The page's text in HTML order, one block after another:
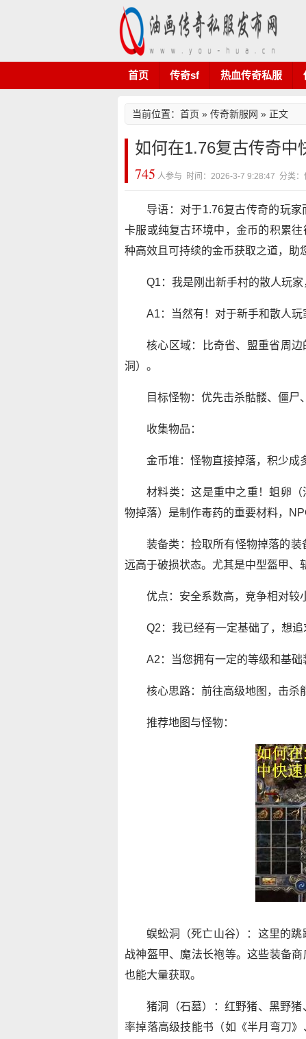
首页 传奇sf 热血传奇私服
当前位置： 首页 » 传奇新服网 » 正文
如何在1.76复古传奇中
745 人参与 时间：2026-3-7 9:28:47 分类：
导语：对于1.76复古传奇的玩
卡服或纯复古环境中，金币的积累
种高效且可持续的金币获取之道，助
Q1：我是刚出新手村的散人玩
A1：当然有！对于新手和散人玩
核心区域：比奇省、盟重省周
洞）。
目标怪物：优先击杀骷髅、僵尸
收集物品：
金币堆：怪物直接掉落，积少成
材料类：这是重中之重！蛆卵
物掉落）是制作毒药的重要材料，
装备类：捡取所有怪物掉落的
远高于破损状态。尤其是中型盔甲、
优点：安全系数高，竞争相对较
Q2：我已经有一定基础了，想
A2：当您拥有一定的等级和基础
核心思路：前往高级地图，击杀
推荐地图与怪物：
蜈蚣洞（死亡山谷）：这里的
战神盔甲、魔法长袍等。这些装备
也能大量获取。
猪洞（石墓）：红野猪、黑野
率掉落高级技能书（如《半月弯刀